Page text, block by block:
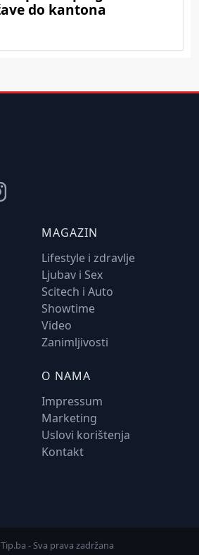
MAGAZIN
Lifestyle i zdravlje
Ljubav i Sex
Scitech i Auto
Showtime
Video
Zanimljivosti
O NAMA
Impressum
Marketing
Uslovi korištenja
Kontakt
- Sva prava zadržana